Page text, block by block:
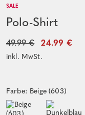
SALE
Polo-Shirt
49.99 € 24.99 €
inkl. MwSt.
Farbe: Beige (603)